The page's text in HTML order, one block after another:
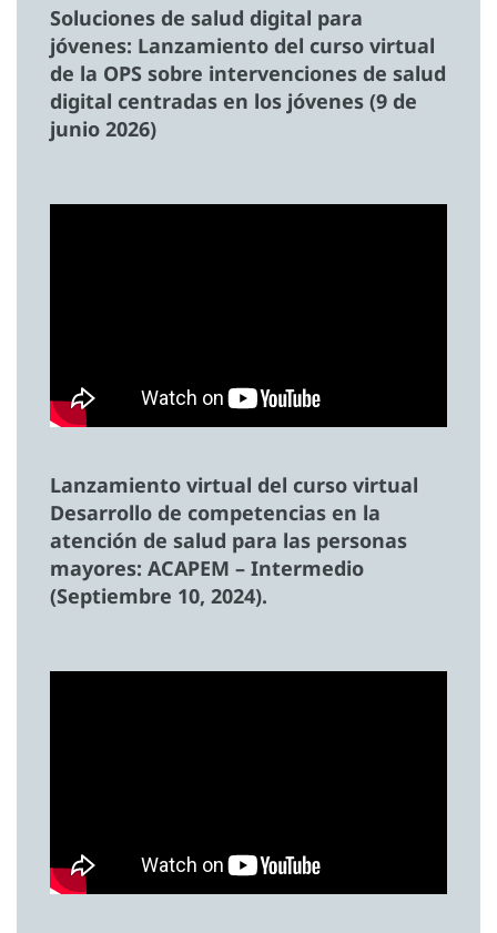
Soluciones de salud digital para
jóvenes: Lanzamiento del curso virtual
de la OPS sobre intervenciones de salud
digital centradas en los jóvenes (9 de
junio 2026)
Lanzamiento virtual del curso virtual
Desarrollo de competencias en la
atención de salud para las personas
mayores: ACAPEM – Intermedio
(Septiembre 10, 2024).